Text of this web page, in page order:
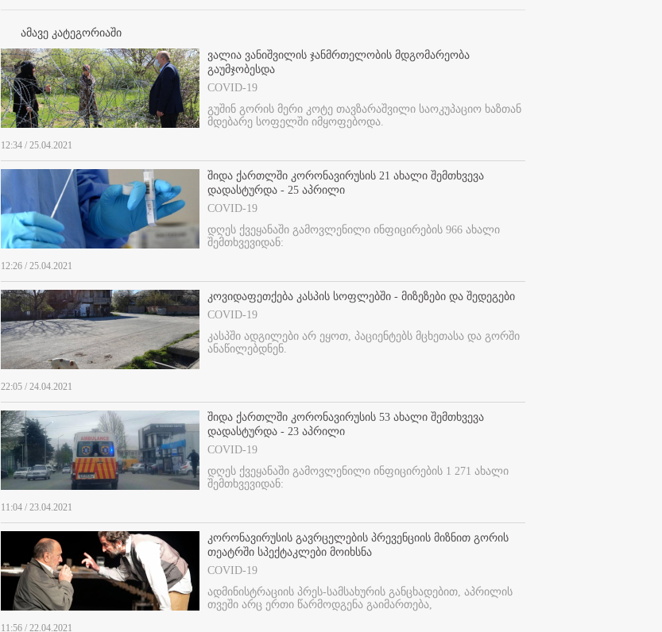
ამავე კატეგორიაში
ვალია ვანიშვილის ჯანმრთელობის მდგომარეობა
გაუმჯობესდა
COVID-19
გუშინ გორის მერი კოტე თავზარაშვილი საოკუპაციო ხაზთან
მდებარე სოფელში იმყოფებოდა.
12:34 / 25.04.2021
შიდა ქართლში კორონავირუსის 21 ახალი შემთხვევა
დადასტურდა - 25 აპრილი
COVID-19
დღეს ქვეყანაში გამოვლენილი ინფიცირების 966 ახალი
შემთხვევიდან:
12:26 / 25.04.2021
კოვიდაფეთქება კასპის სოფლებში - მიზეზები და შედეგები
COVID-19
კასპში ადგილები არ ეყოთ, პაციენტებს მცხეთასა და გორში
ანაწილებდნენ.
22:05 / 24.04.2021
შიდა ქართლში კორონავირუსის 53 ახალი შემთხვევა
დადასტურდა - 23 აპრილი
COVID-19
დღეს ქვეყანაში გამოვლენილი ინფიცირების 1 271 ახალი
შემთხვევიდან:
11:04 / 23.04.2021
კორონავირუსის გავრცელების პრევენციის მიზნით გორის
თეატრში სპექტაკლები მოიხსნა
COVID-19
ადმინისტრაციის პრეს-სამსახურის განცხადებით, აპრილის
თვეში არც ერთი წარმოდგენა გაიმართება,
11:56 / 22.04.2021